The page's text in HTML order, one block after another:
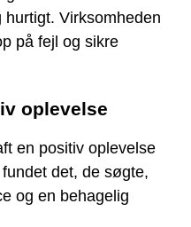
Virksomheden
på fejl og sikre
oplevelse
en positiv oplevelse
det, de søgte,
og en behagelig